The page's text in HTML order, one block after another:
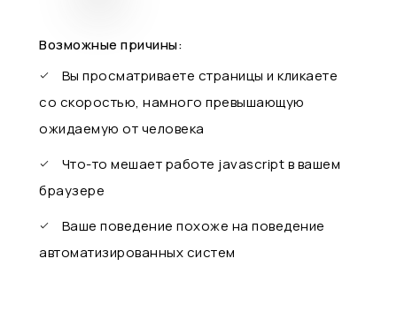
Возможные причины:
Вы просматриваете страницы и кликаете
со скоростью, намного превышающую
ожидаемую от человека
Что-то мешает работе javascript в вашем
браузере
Ваше поведение похоже на поведение
автоматизированных систем